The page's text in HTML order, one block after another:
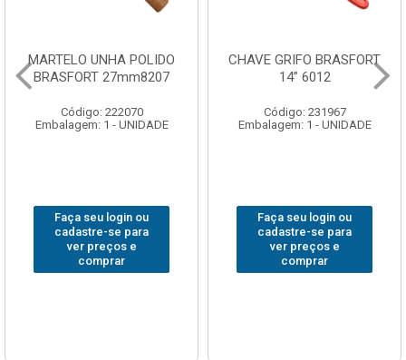
CHAVE GRIFO BRASFORT
14” 6012
Código: 231967
Embalagem: 1 - UNIDADE
Faça seu login ou
cadastre-se para
ver preços e
comprar
ADAPTADOR PARA
SOQUETE WAFT
Código: 235563
Embalagem: 1 - UNIDADE
Faça seu login ou
cadastre-se para
ver preços e
comprar